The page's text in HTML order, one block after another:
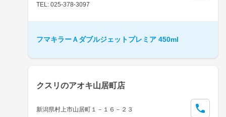
TEL: 025-378-3097
フマキラーＡダブルジェットプレミア 450ml
クスリのアオキ山居町店
新潟県村上市山居町１－１６－２３